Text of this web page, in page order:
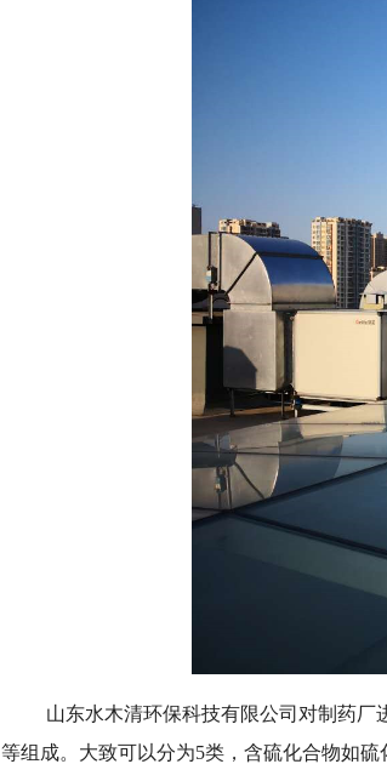
山东水木清环保科技有限公司对制药
等组成。大致可以分为5类，含硫化合物如